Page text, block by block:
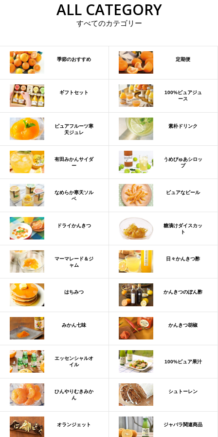
ALL CATEGORY
すべてのカテゴリー
季節のおすすめ 定期便
ギフトセット
100%ピュアジュ
ース
ピュアフルーツ寒
天ジュレ
素朴ドリンク
有田みかんサイダ
ー
うめぴゅあシロッ
プ
なめらか寒天ソル
ベ
ピュアなピール
ドライかんきつ
糖漬けダイスカッ
ト
マーマレード＆ジ
ャム
日々かんきつ酢
はちみつ かんきつのぽん酢
みかん七味 かんきつ胡椒
エッセンシャルオ
イル
100%ピュア果汁
ひんやりむきみか
ん
シュトーレン
オランジェット ジャバラ関連商品